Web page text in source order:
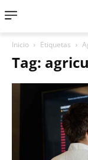
Inicio Etiquetas
Tag: